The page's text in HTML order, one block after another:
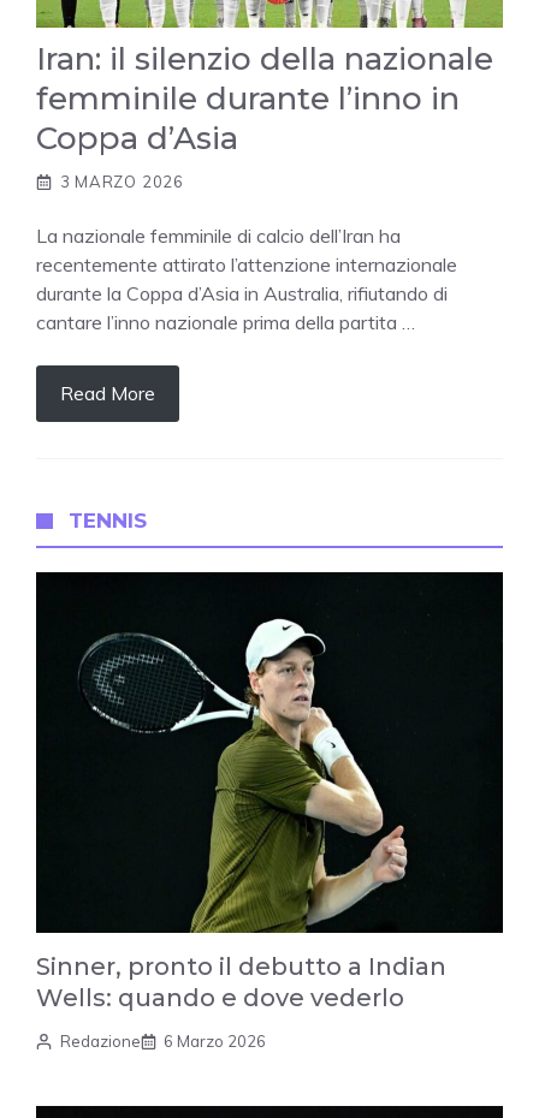
Iran: il silenzio della nazionale
femminile durante l’inno in
Coppa d’Asia
3 MARZO 2026
La nazionale femminile di calcio dell’Iran ha
recentemente attirato l’attenzione internazionale
durante la Coppa d’Asia in Australia, rifiutando di
cantare l’inno nazionale prima della partita …
Read More
TENNIS
Sinner, pronto il debutto a Indian
Wells: quando e dove vederlo
Redazione 6 Marzo 2026